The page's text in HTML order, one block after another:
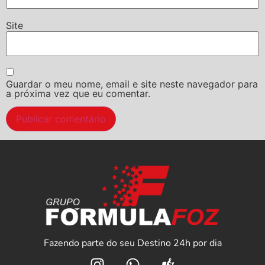
Site
Guardar o meu nome, email e site neste navegador para
a próxima vez que eu comentar.
Fazendo parte do seu Destino 24h por dia